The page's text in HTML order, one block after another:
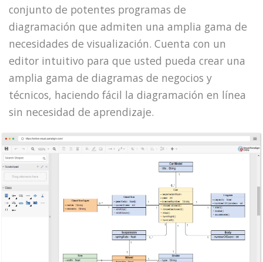
conjunto de potentes programas de
diagramación que admiten una amplia gama de
necesidades de visualización. Cuenta con un
editor intuitivo para que usted pueda crear una
amplia gama de diagramas de negocios y
técnicos, haciendo fácil la diagramación en línea
sin necesidad de aprendizaje.